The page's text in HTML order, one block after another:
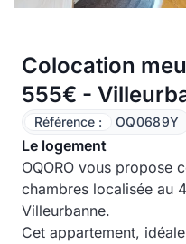
Colocation
555€ -
Référence : OQ0689Y
Le logement
OQORO vous propose
chambres localisée au
Villeurbanne.
Cet appartement,